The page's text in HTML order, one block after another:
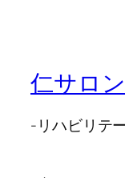
仁サロン
-リハビリテ